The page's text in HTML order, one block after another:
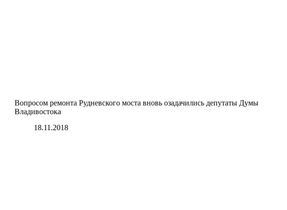
Вопросом ремонта Рудневского моста вновь озадачились депутаты Думы
Владивостока
18.11.2018